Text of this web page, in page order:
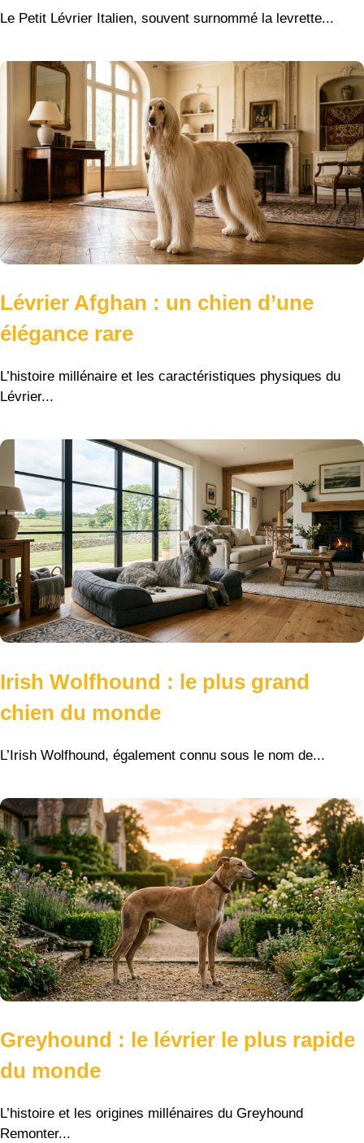
Le Petit Lévrier Italien, souvent surnommé la levrette...
Lévrier Afghan : un chien d’une
élégance rare
L’histoire millénaire et les caractéristiques physiques du
Lévrier...
Irish Wolfhound : le plus grand
chien du monde
L’Irish Wolfhound, également connu sous le nom de...
Greyhound : le lévrier le plus rapide
du monde
L’histoire et les origines millénaires du Greyhound
Remonter...